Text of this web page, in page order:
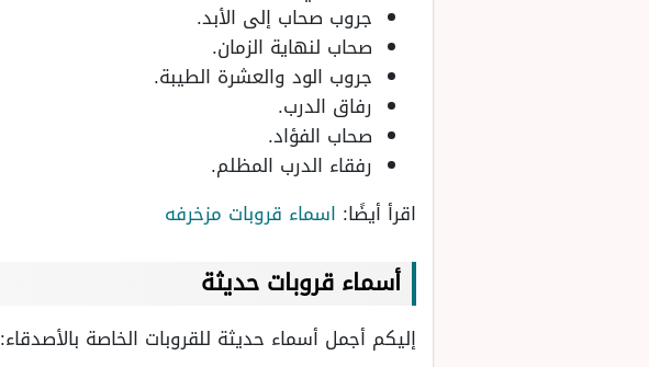
جروب صحاب إلى الأبد.
صحاب لنهاية الزمان.
جروب الود والعشرة الطيبة.
رفاق الدرب.
صحاب الفؤاد.
رفقاء الدرب المظلم.
اقرأ أيضًا: اسماء قروبات مزخرفه
أسماء قروبات حديثة
إليكم أجمل أسماء حديثة للقروبات الخاصة بالأصدقاء: